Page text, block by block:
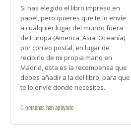
Si has elegido el libro impreso en
papel, pero quieres que te lo envíe
a cualquier lugar del mundo fuera
de Europa (America, Asia, Oceanía)
por correo postal, en lugar de
recibirlo de mi propia mano en
Madrid, esta es la recompensa que
debes añadir a la del libro, para que
te lo envíe donde necesites.
0 personashan apoyado